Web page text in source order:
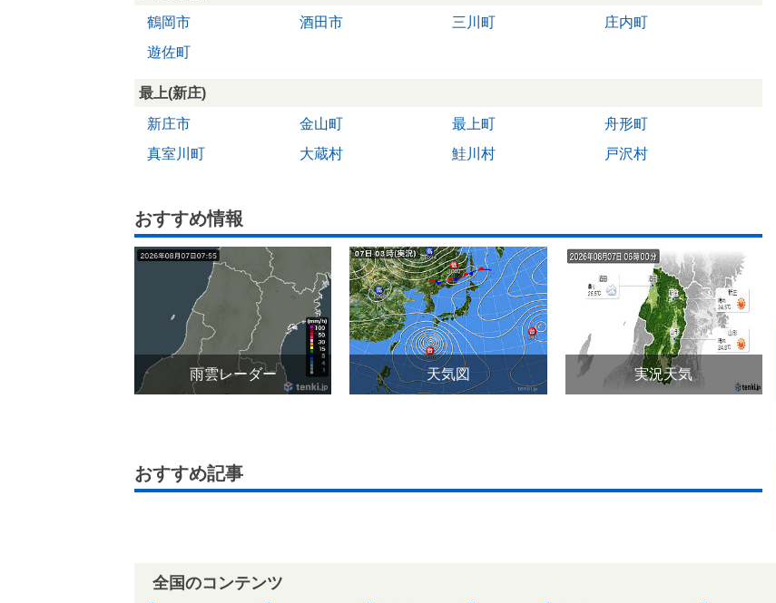
鶴岡市
酒田市 三川町
庄内町
遊佐町
最上(新庄)
新庄市
金山町 最上町
舟形町
真室川町
大蔵村 鮭川村 戸沢村
おすすめ情報
雨雲レーダー 天気図 実況天気
おすすめ記事
全国のコンテンツ